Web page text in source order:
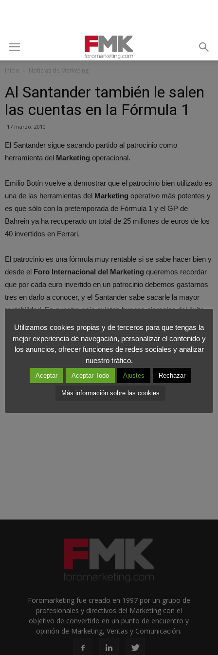
Inicio Noticias de Marketing
Al Santander también le salen
las cuentas en la Fórmula 1
17 marzo, 2010
El Santander sigue sacando partido al patrocinio como
herramienta del Marketing operacional.
Emilio Botín vuelve a demostrar que el patrocinio bien utilizado es
una de las herramientas del Marketing operativo más potentes y
es que sólo con la pretemporada de Fórmula 1 y el GP de
Bahrein ya ha recuperado un total de 25 millones de euros de los
40 invertidos en Ferrari.
El patrocinio es una fórmula muy rentable si se sabe hacer bien y
desde el Foro Internacional del Marketing queremos recordar
que por cada euro invertido en un patrocinio debemos gastarnos
tres en darlo a conocer, y el Santander sabe sacarle la mayor
rentabilidad. En nuestro país existen buenos ejemplos del éxito
de Deportes Olímpicos) marcó un hito en el campo del patrocinio
en nuestro país.
Foromarketing fue creado en 1997 por un grupo de
profesionales y directivos del Marketing con el
objetivo de convertirlo en un punto de encuentro y
opinión de Marketing, Ventas y Comunicación.
Utilizamos cookies propias y de terceros para que tengas la
mejor experiencia de navegación, personalizar el contenido y
los anuncios, ofrecer funciones de redes sociales y analizar
nuestro tráfico.
Aceptar Aceptar Todo Ajustes Rechazar
Más información sobre las cookies